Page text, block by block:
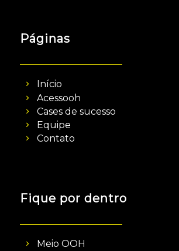
Páginas
Início
Acessooh
Cases de sucesso
Equipe
Contato
Fique por dentro
Meio OOH